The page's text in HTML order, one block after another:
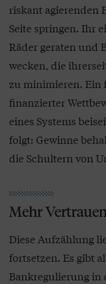
riskant agierenden
Seite springen. Ihr
Räder geraten und
wecken, die
zu minimieren. Ein
finanzierter
eines Systems
folgt: Gewinne
die Schultern von
Mehr
Diese Aufzählung
fortsetzen. Es gibt
Bankregulierung in